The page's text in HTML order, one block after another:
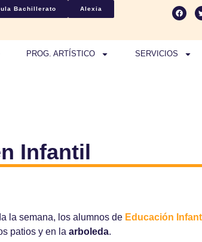
Bachillerato Alexia
PROG. ARTÍSTICO SERVICIOS
Infantil
la semana, los alumnos de Educación
patios y en la arboleda.